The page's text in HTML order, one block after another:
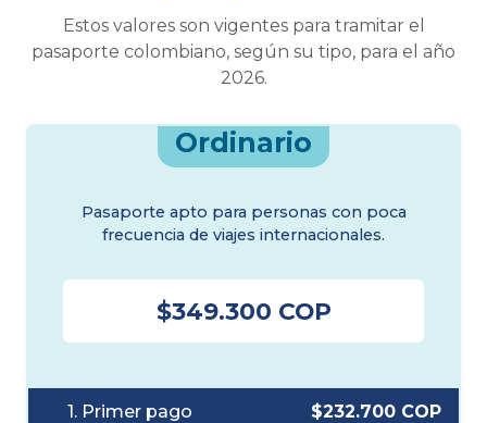
Estos valores son vigentes para tramitar el
pasaporte colombiano, según su tipo, para el año
2026.
Ordinario
Pasaporte apto para personas con poca
frecuencia de viajes internacionales.
$349.300 COP
1. Primer pago $232.700 COP